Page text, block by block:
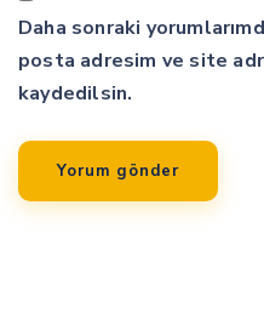
Daha sonraki
posta adresim ve site
kaydedilsin.